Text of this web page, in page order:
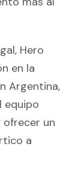
Hero
en la
Argentina,
equipo
un
a